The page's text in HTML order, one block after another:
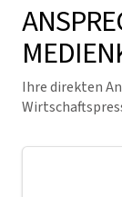
Ihre direkten